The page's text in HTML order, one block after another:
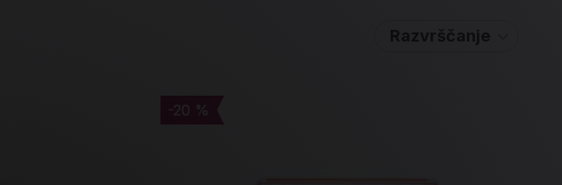
Razvrščanje
-20 %
-20 %